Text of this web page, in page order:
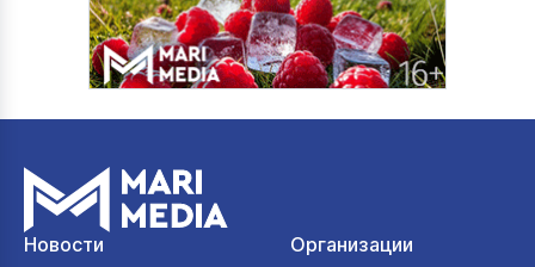
Новости
Организации